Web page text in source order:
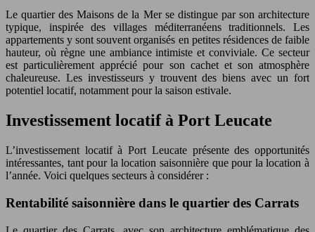
Le quartier des Maisons de la Mer se distingue par son architecture
typique, inspirée des villages méditerranéens traditionnels. Les
appartements y sont souvent organisés en petites résidences de faible
hauteur, où règne une ambiance intimiste et conviviale. Ce secteur
est particulièrement apprécié pour son cachet et son atmosphère
chaleureuse. Les investisseurs y trouvent des biens avec un fort
potentiel locatif, notamment pour la saison estivale.
Investissement locatif à Port Leucate
L’investissement locatif à Port Leucate présente des opportunités
intéressantes, tant pour la location saisonnière que pour la location à
l’année. Voici quelques secteurs à considérer :
Rentabilité saisonnière dans le quartier des Carrats